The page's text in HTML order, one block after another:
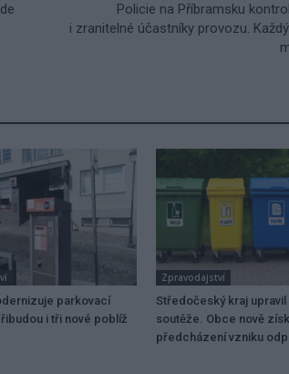
Policie na Příbramsku
i zranitelné účastníky provozu.
parkovací
i tři nové poblíž
Zpravodajství
Středočeský kraj upravil
soutěže. Obce nově
předcházení vzniku